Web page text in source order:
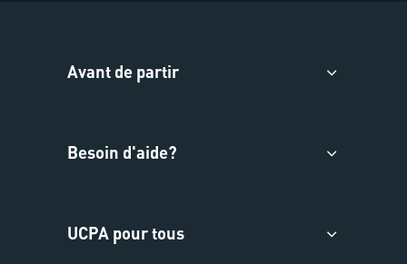
Avant de partir
Besoin d'aide?
UCPA pour tous